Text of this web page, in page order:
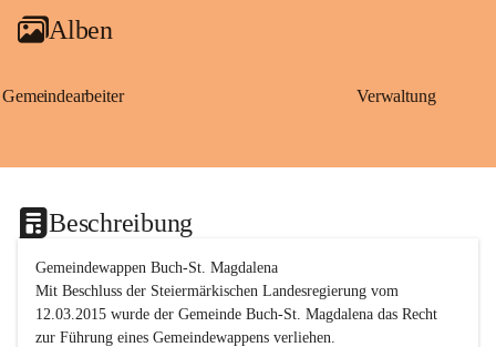
Alben
Gemeindearbeiter Verwaltung
Beschreibung
Gemeindewappen Buch-St. Magdalena
Mit Beschluss der Steiermärkischen Landesregierung vom
12.03.2015 wurde der Gemeinde Buch-St. Magdalena das Recht
zur Führung eines Gemeindewappens verliehen.